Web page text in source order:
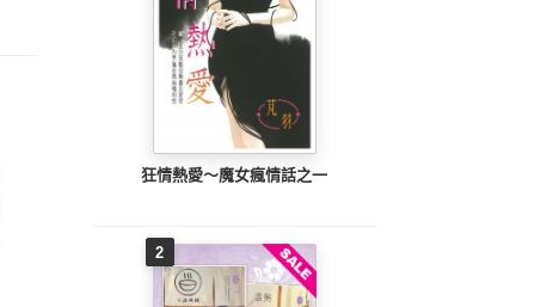
狂情熱愛～魔女瘋情話之一
2